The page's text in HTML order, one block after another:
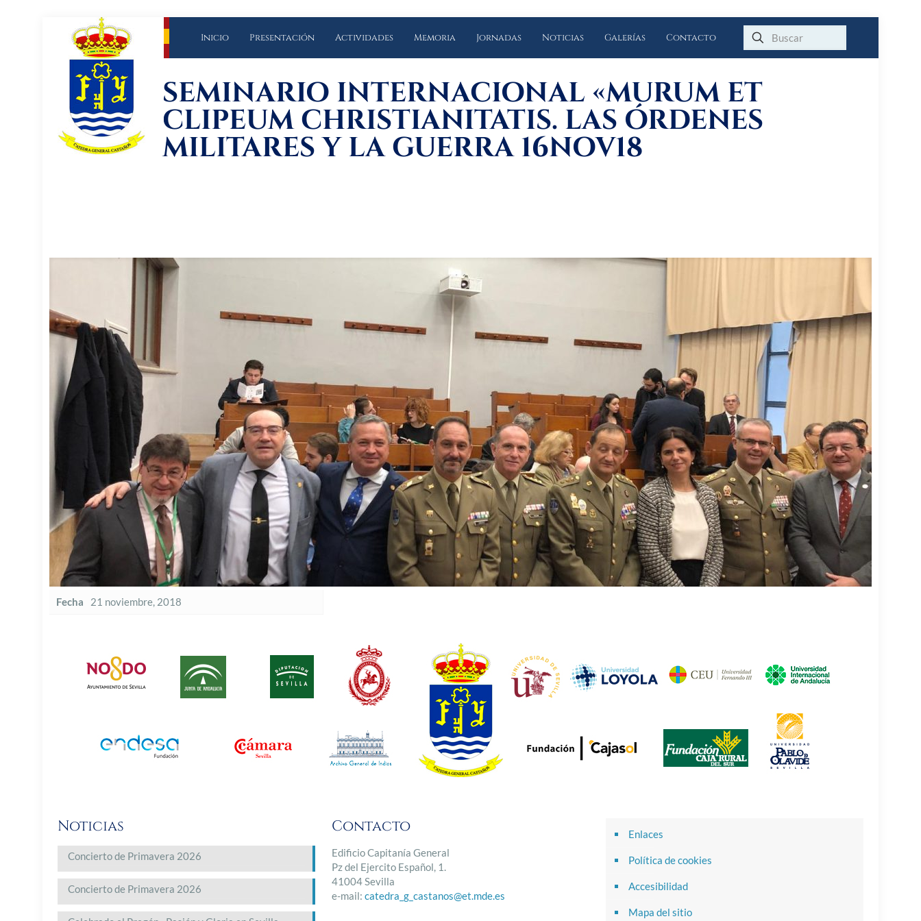
Inicio Presentación Actividades Memoria Jornadas Noticias Galerías Contacto
SEMINARIO INTERNACIONAL «MURUM ET
CLIPEUM CHRISTIANITATIS. LAS ÓRDENES
MILITARES Y LA GUERRA 16NOV18
Fecha 21 noviembre, 2018
Noticias
Concierto de Primavera 2026
Concierto de Primavera 2026
Contacto
Edificio Capitanía General
Pz del Ejercito Español, 1.
41004 Sevilla
e-mail: catedra_g_castanos@et.mde.es
Enlaces
Política de cookies
Accesibilidad
Mapa del sitio